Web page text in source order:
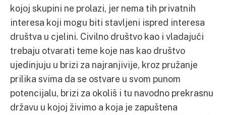
kojoj skupini ne prolazi, jer nema tih privatnih
interesa koji mogu biti stavljeni ispred interesa
društva u cjelini. Civilno društvo kao i vladajući
trebaju otvarati teme koje nas kao društvo
ujedinjuju u brizi za najranjivije, kroz pružanje
prilika svima da se ostvare u svom punom
potencijalu, brizi za okoliš i tu navodno prekrasnu
državu u kojoj živimo a koja je zapuštena